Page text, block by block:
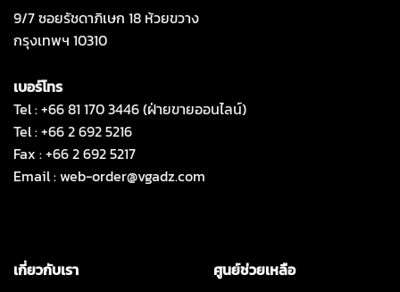
9/7 ซอยรัชดาภิเษก 18 ห้วยขวาง
กรุงเทพฯ 10310
เบอร์โทร
Tel : +66 81 170 3446 (ฝ่ายขายออนไลน์)
Tel : +66 2 692 5216
Fax : +66 2 692 5217
Email :web-order@vgadz.com
เกี่ยวกับเรา
ศูนย์ช่วยเหลือ